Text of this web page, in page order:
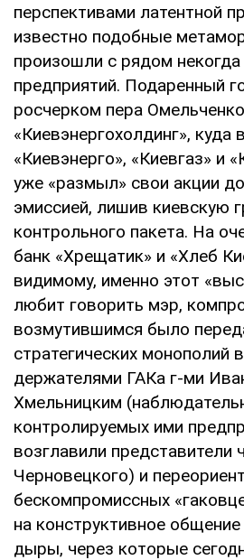
перспективами латентной
известно подобные
произошли с рядом
предприятий. Подаренный
росчерком пера Омельченко
«Киевэнергохолдинг», куда
«Киевэнерго», «Киевгаз» и
уже «размыл» свои акции
эмиссией, лишив киевскую
контрольного пакета. На
банк «Хрещатик» и «Хлеб
видимому, именно этот
любит говорить мэр,
возмутившимся было
стратегических монополий
держателями ГАКа г-ми
Хмельницким
контролируемых ими
возглавили представители
Черновецкого) и
бескомпромиссных
на конструктивное
дыры, через которые